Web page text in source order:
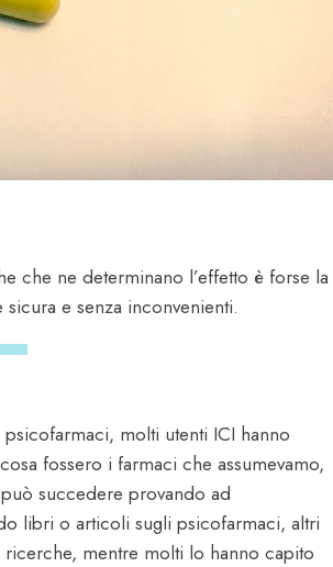
che ne determinano l’effetto è forse la
e senza inconvenienti.
molti utenti ICI hanno
fossero i farmaci che assumevamo,
succedere provando ad
libri o articoli sugli psicofarmaci, altri
mentre molti lo hanno capito